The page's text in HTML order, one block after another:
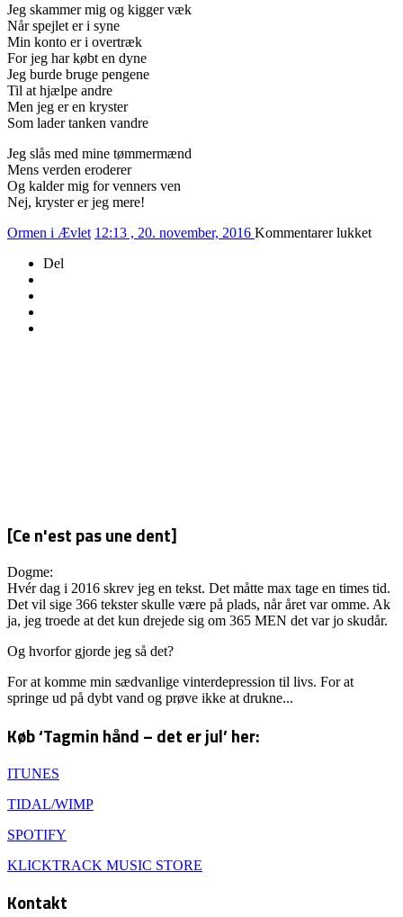
Jeg skammer mig og kigger væk
Når spejlet er i syne
Min konto er i overtræk
For jeg har købt en dyne
Jeg burde bruge pengene
Til at hjælpe andre
Men jeg er en kryster
Som lader tanken vandre
Jeg slås med mine tømmermænd
Mens verden eroderer
Og kalder mig for venners ven
Nej, kryster er jeg mere!
Ormen i Ævlet 12:13 , 20. november, 2016 Kommentarer lukkettil
Del
[Ce n'est pas une dent]
Dogme:
Hvér dag i 2016 skrev jeg en tekst. Det måtte max tage en times tid.
Det vil sige 366 tekster skulle være på plads, når året var omme. Ak
ja, jeg troede at det kun drejede sig om 365 MEN det var jo skudår.
Og hvorfor gjorde jeg så det?
For at komme min sædvanlige vinterdepression til livs. For at
springe ud på dybt vand og prøve ikke at drukne...
Køb ‘Tagmin hånd – det er jul’ her:
ITUNES
TIDAL/WIMP
SPOTIFY
KLICKTRACK MUSIC STORE
Kontakt